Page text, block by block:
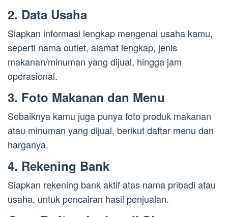
2. Data Usaha
Siapkan informasi lengkap mengenai usaha kamu,
seperti nama outlet, alamat lengkap, jenis
makanan/minuman yang dijual, hingga jam
operasional.
3. Foto Makanan dan Menu
Sebaiknya kamu juga punya foto produk makanan
atau minuman yang dijual, berikut daftar menu dan
harganya.
4. Rekening Bank
Siapkan rekening bank aktif atas nama pribadi atau
usaha, untuk pencairan hasil penjualan.